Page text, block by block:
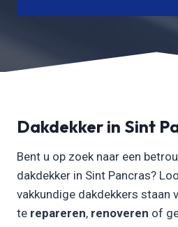
Dakdekker in Sint
Bent u op zoek naar een
dakdekker in Sint Pancras?
vakkundige dakdekkers staan
te repareren, renoveren of